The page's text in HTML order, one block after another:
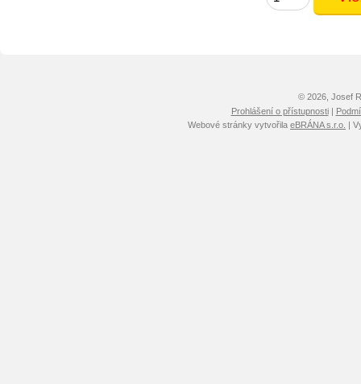
© 2026, Josef
Prohlášení o přístupnosti|
Webové stránky vytvořila eBRÁNA s.r.o. |